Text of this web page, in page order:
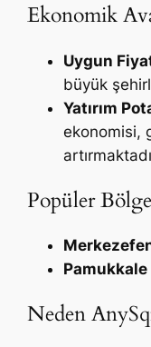
Ekonomik
Uygun
büyük
Yatırım
ekonomisi,
Popüler
Pamukkale
Neden